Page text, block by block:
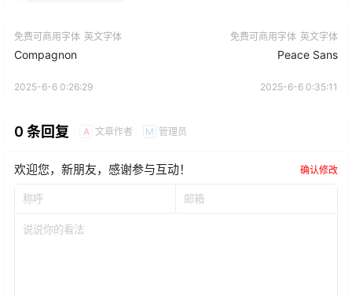
免费可商用字体 英文字体
Compagnon
2025-6-6 0:26:29
免费可商用字体 英文字体
Peace Sans
2025-6-6 0:35:11
0 条回复 A 文章作者 M 管理员
欢迎您，新朋友，感谢参与互动！ 确认修改